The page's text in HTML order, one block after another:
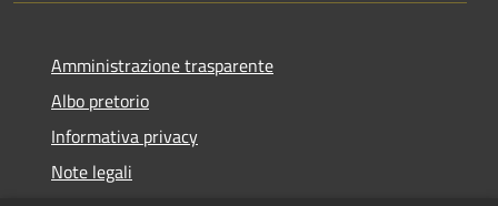
Amministrazione trasparente
Albo pretorio
Informativa privacy
Note legali